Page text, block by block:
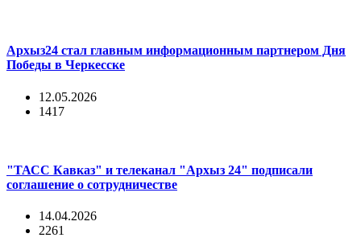
Архыз24 стал главным информационным партнером Дня
Победы в Черкесске
12.05.2026
1417
"ТАСС Кавказ" и телеканал "Архыз 24" подписали
соглашение о сотрудничестве
14.04.2026
2261